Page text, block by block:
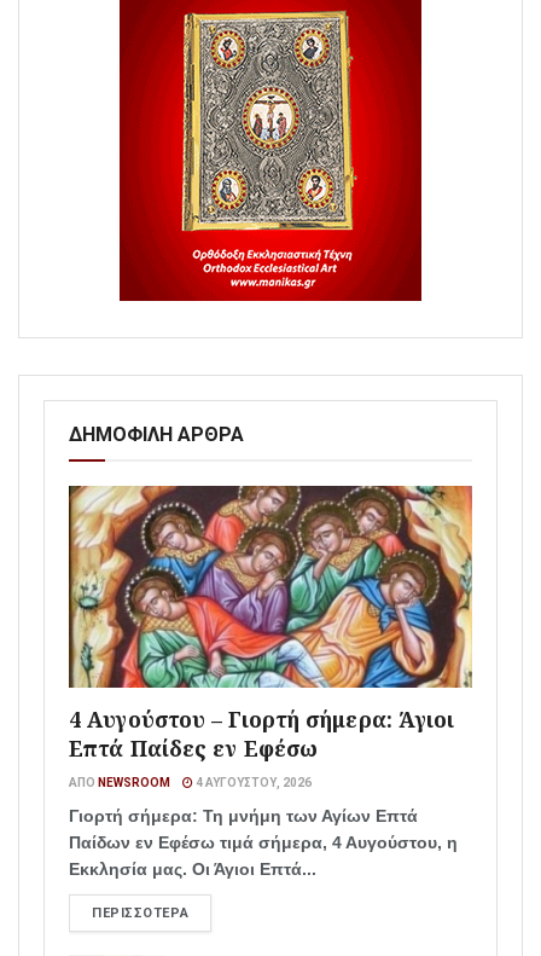
ΔΗΜΟΦΙΛΗ ΑΡΘΡΑ
4 Αυγούστου – Γιορτή σήμερα: Άγιοι
Επτά Παίδες εν Εφέσω
ΑΠΌ NEWSROOM 4 ΑΥΓΟΎΣΤΟΥ, 2026
Γιορτή σήμερα: Τη μνήμη των Αγίων Επτά
Παίδων εν Εφέσω τιμά σήμερα, 4 Αυγούστου, η
Εκκλησία μας. Οι Άγιοι Επτά...
ΠΕΡΙΣΣΌΤΕΡΑ